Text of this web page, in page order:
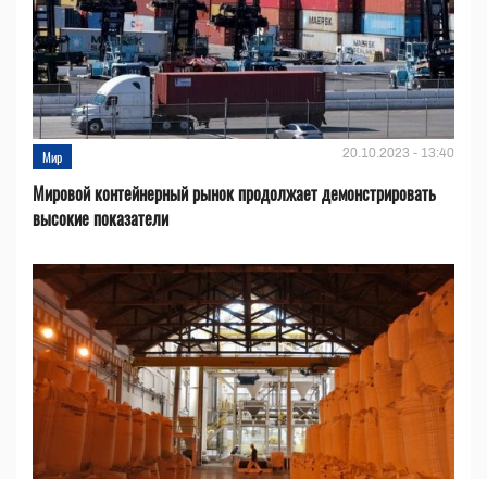
Мир 20.10.2023 - 13:40
Мировой контейнерный рынок продолжает демонстрировать
высокие показатели